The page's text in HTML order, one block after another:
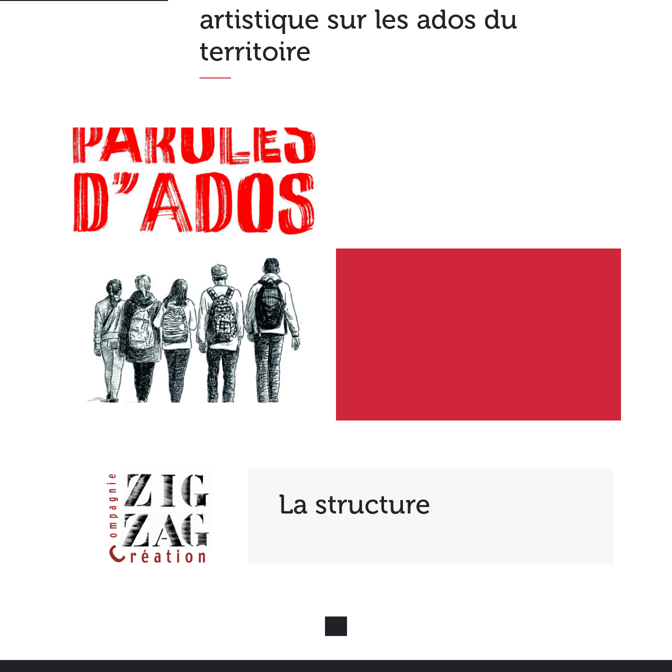
artistique sur les ados du
territoire
La structure